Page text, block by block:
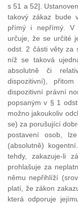
s 51 a 52].
takový zákaz bude
přímý i nepřímý. V
určuje, že se určité
odst. 2 části věty za
níž se taková
absolutně či
dispozitivní),
dispozitivní právní
popsaným v § 1
možno jakoukoliv
se) za porušující
postavení osob,
(absolutně)
tehdy, zakazuje-li
prohlašuje za
němu nepřihlíží
platí, že zákon
která odporuje